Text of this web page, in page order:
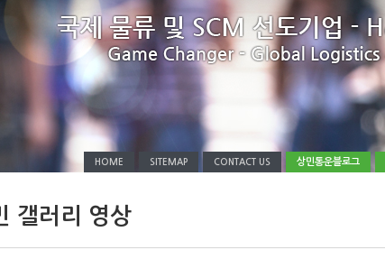
HOME SITEMAP CONTACT US 상민통운블로그
갤러리 영상